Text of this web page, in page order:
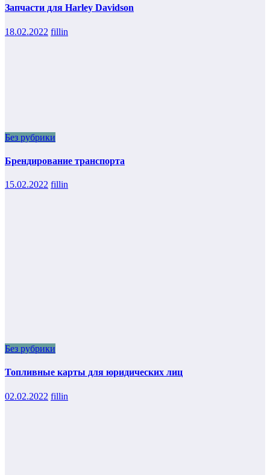
Запчасти для Harley Davidson
18.02.2022 fillin
Без рубрики
Брендирование транспорта
15.02.2022 fillin
Без рубрики
Топливные карты для юридических лиц
02.02.2022 fillin